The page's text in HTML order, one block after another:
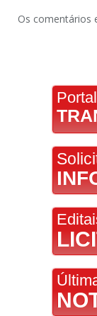
Os comentários